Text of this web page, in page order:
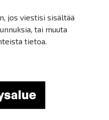
jos viestisi sisältää
tai muuta
tietoa.